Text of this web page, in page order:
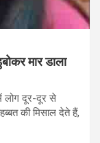
मार डाला
लोग दूर-दूर से
की मिसाल देते हैं,